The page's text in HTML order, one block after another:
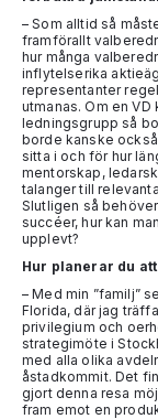
– Som alltid så
framförallt
hur många
inflytelserika
representanter
utmanas. Om en
ledningsgrupp så
borde kanske
sitta i och för hur
mentorskap,
talanger till
Slutligen så
succéer, hur kan
upplevt?
Hur planerar du
– Med min ”familj”
Florida, där jag
privilegium och
strategimöte i
med alla olika
åstadkommit. Det
gjort denna resa
fram emot en